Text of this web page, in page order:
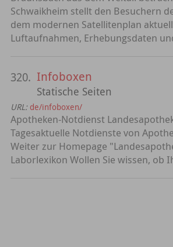
Schwaikheim stellt den Besuchern
dem modernen Satellitenplan
Luftaufnahmen, Erhebungsdaten
320. Infoboxen
Statische Seiten
URL: de/infoboxen/
Apotheken-Notdienst
Tagesaktuelle Notdienste von
Weiter zur Homepage
Laborlexikon Wollen Sie wissen, ob